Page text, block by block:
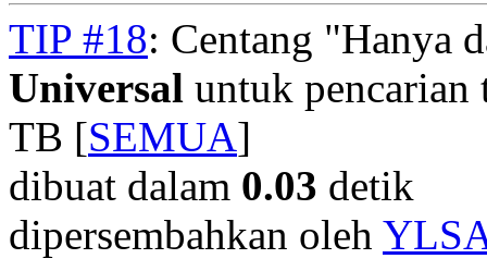
TIP #18: Centang "Hanya
Universal untuk pencarian
TB [SEMUA]
dibuat dalam 0.03 detik
dipersembahkan oleh